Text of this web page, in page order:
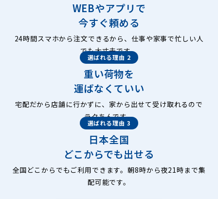
WEBやアプリで
今すぐ頼める
24時間スマホから注文できるから、仕事や家事で忙しい人
でも大丈夫です。
選ばれる理由 2
重い荷物を
運ばなくていい
宅配だから店舗に行かずに、家から出せて受け取れるので
ラクちんです。
選ばれる理由 3
日本全国
どこからでも出せる
全国どこからでもご利用できます。朝8時から夜21時まで集
配可能です。